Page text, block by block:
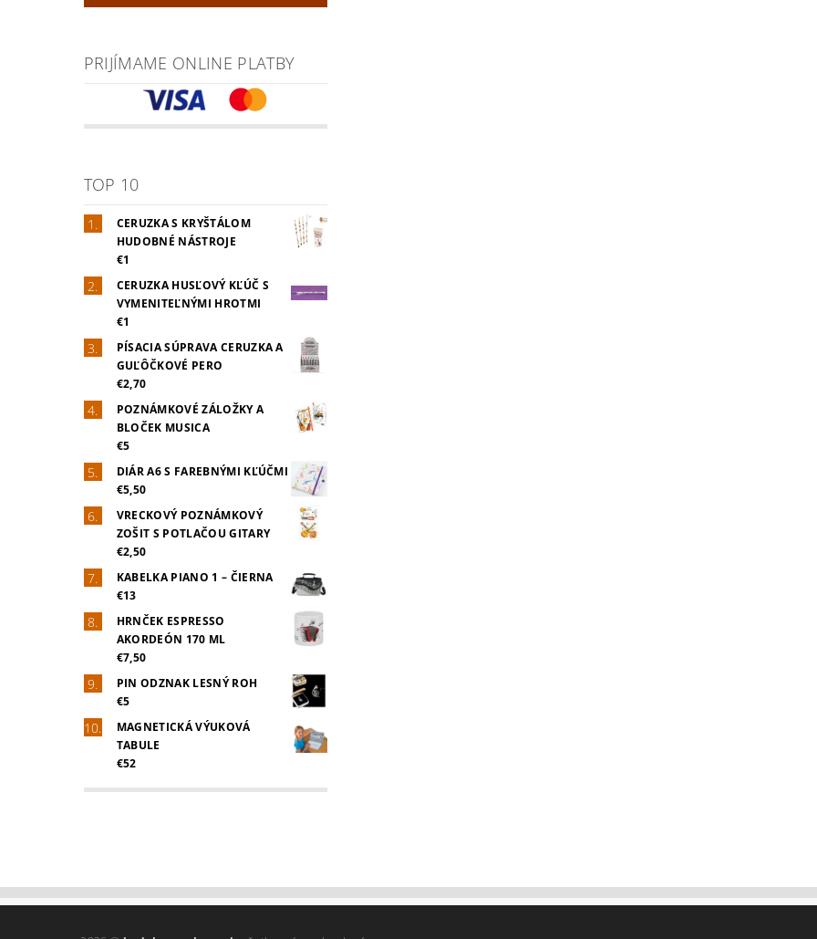
PRIJÍMAME ONLINE PLATBY
TOP 10
CERUZKA S KRYŠTÁLOM
HUDOBNÉ NÁSTROJE
€1
CERUZKA HUSĽOVÝ KĽÚČ S
VYMENITEĽNÝMI HROTMI
€1
PÍSACIA SÚPRAVA CERUZKA A
GUĽÔČKOVÉ PERO
€2,70
POZNÁMKOVÉ ZÁLOŽKY A
BLOČEK MUSICA
€5
DIÁR A6 S FAREBNÝMI KĽÚČMI
€5,50
VRECKOVÝ POZNÁMKOVÝ
ZOŠIT S POTLAČOU GITARY
€2,50
KABELKA PIANO 1 – ČIERNA
€13
HRNČEK ESPRESSO
AKORDEÓN 170 ML
€7,50
PIN ODZNAK LESNÝ ROH
€5
MAGNETICKÁ VÝUKOVÁ
TABULE
€52